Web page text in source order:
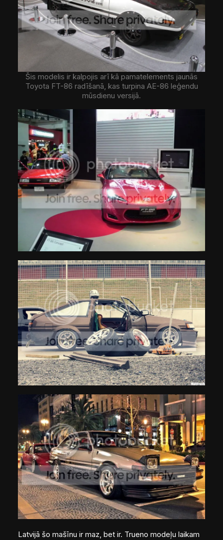
Šis modelis ir kalpojis arī kā pamatelements jaunās
Toyota FT-86 radīšanā, kas turpina AE-86 leģendu
mūsdienu versijā.
Latvijā šo mašīnu ir maz, bet ir. Trueno modeļu laikam